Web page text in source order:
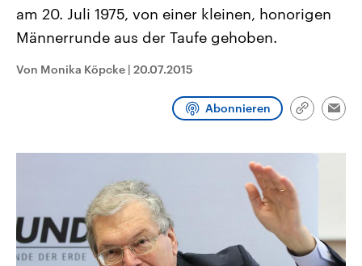
Umfragen, Prognosen,
Wahlprogramme, aktuelle Berichte
und Hintergründe zu den Parteien
Wahl.
Sendungen Programm Podcasts
am 20. Juli 1975, von einer kleinen, honorigen
Männerrunde aus der Taufe gehoben.
Von Monika Köpcke | 20.07.2015
Abonnieren
Link